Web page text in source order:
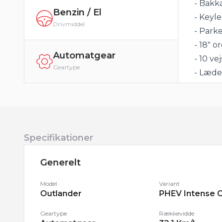
Benzin / El
Drivmiddel
Automatgear
Geartype
-
-
-
- 18"
- 10
-
Specifikationer
Generelt
Model
Outlander
Variant
PHEV Intense
Geartype Rækkevidde